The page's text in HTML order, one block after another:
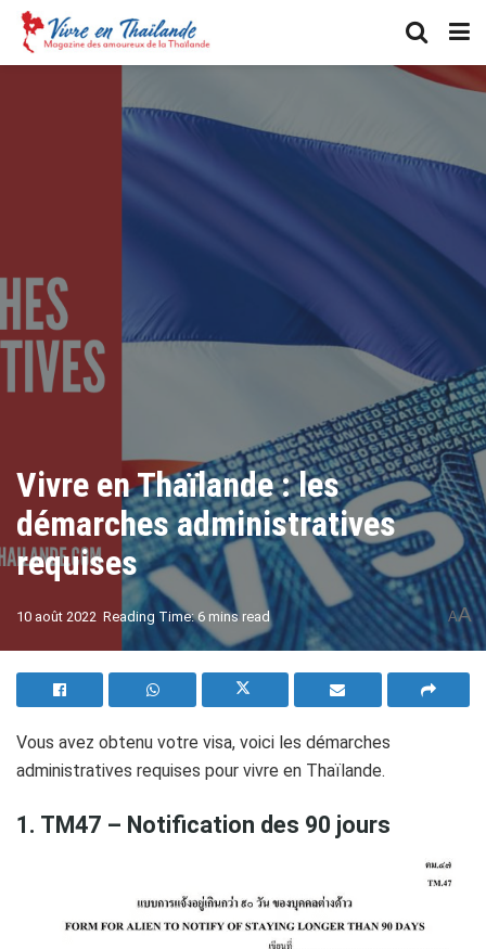
Vivre en Thaïlande : les
démarches administratives
requises
10 août 2022 Reading Time: 6 mins read AA
Vous avez obtenu votre visa, voici les démarches
administratives requises pour vivre en Thaïlande.
1. TM47 – Notification des 90 jours